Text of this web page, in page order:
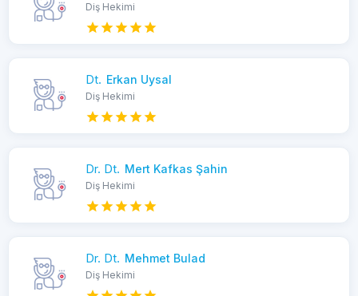
Diş Hekimi
Dt. Erkan Uysal
Diş Hekimi
Dr. Dt. Mert Kafkas Şahin
Diş Hekimi
Dr. Dt. Mehmet Bulad
Diş Hekimi